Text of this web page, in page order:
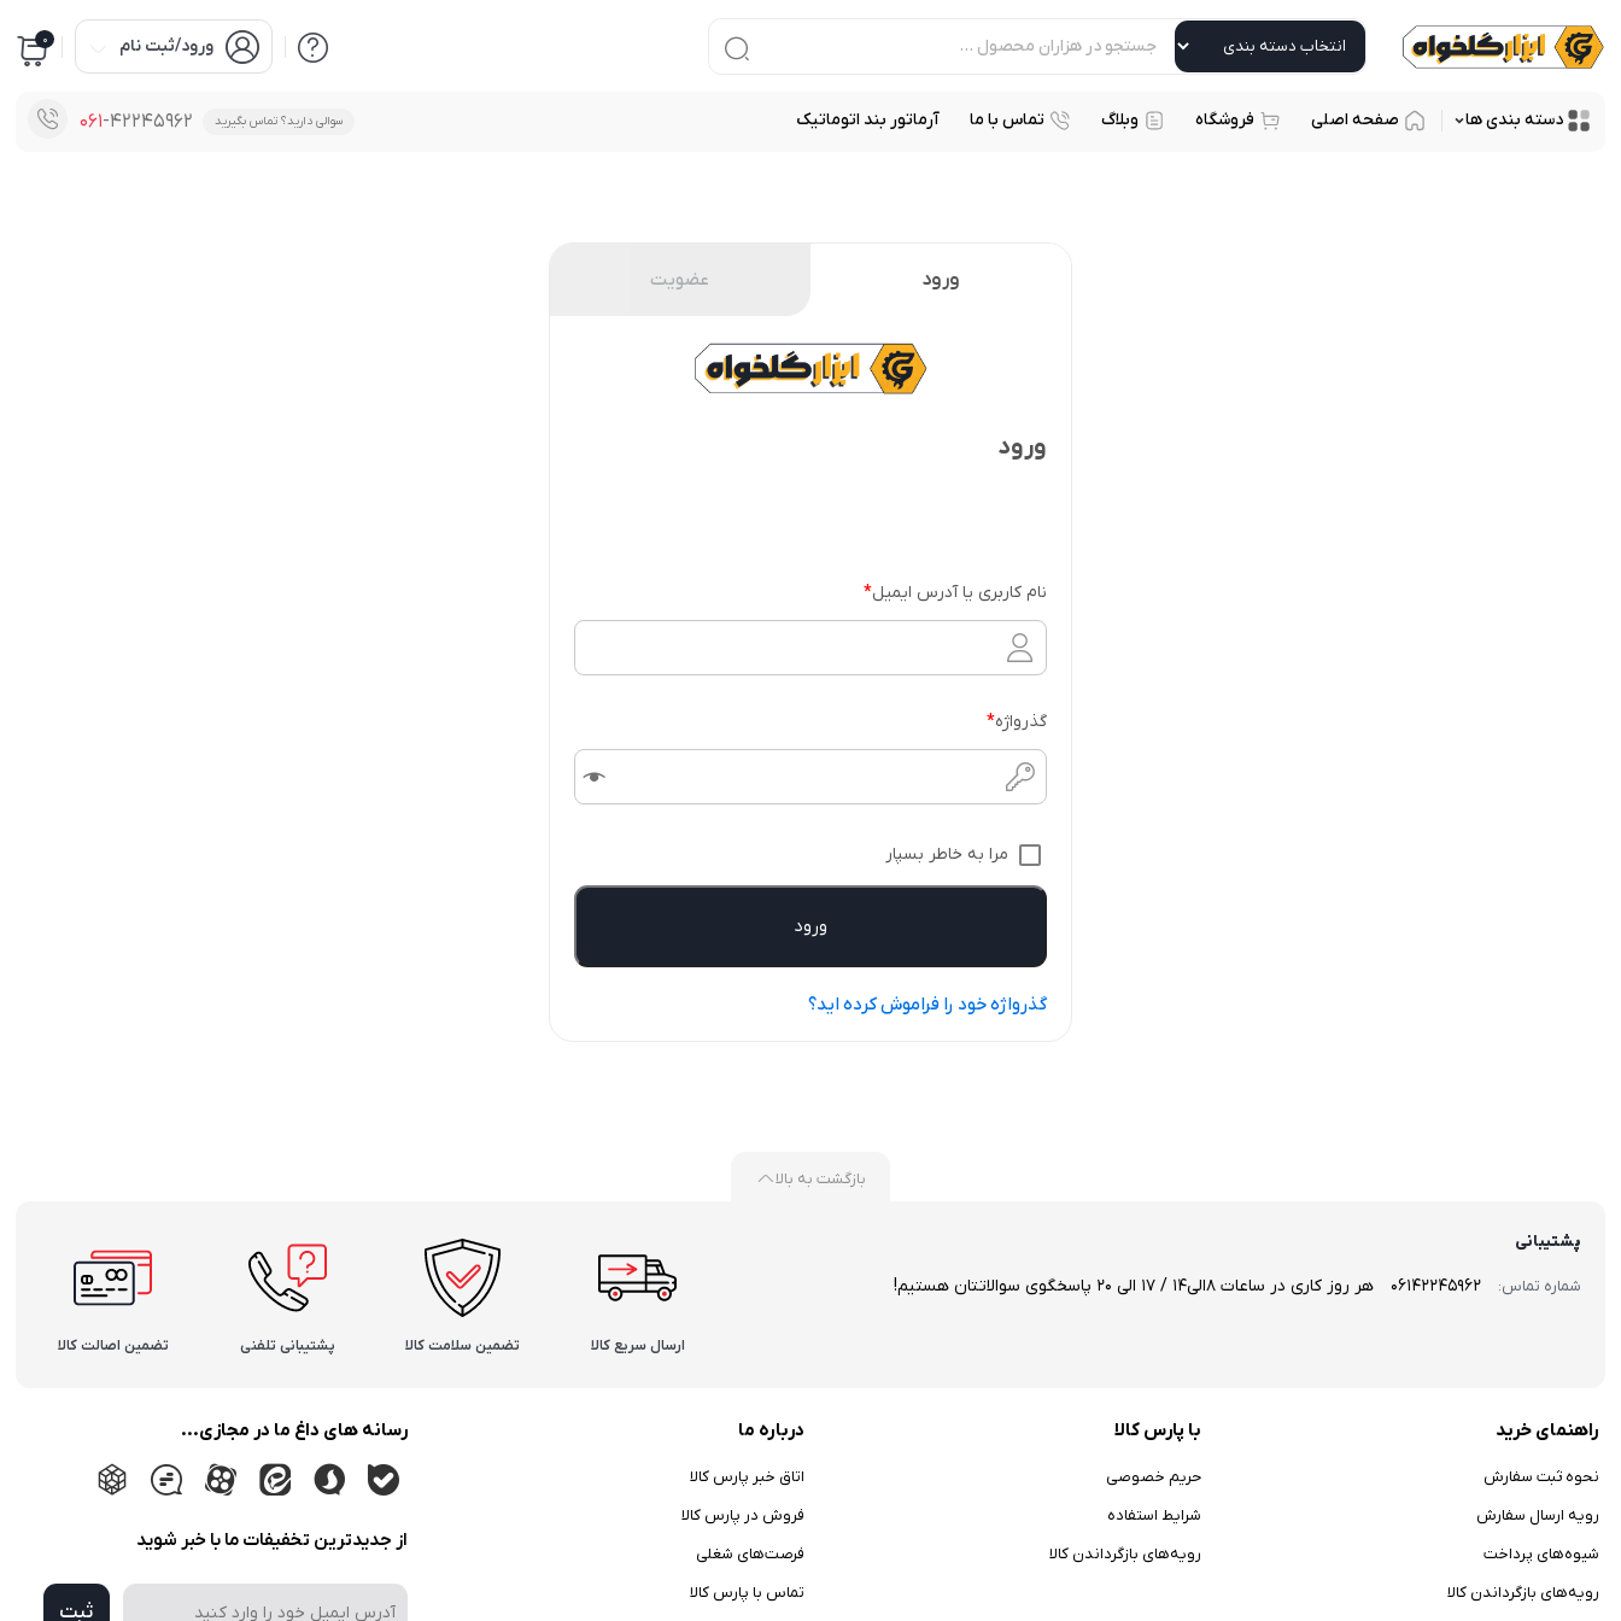
ورود/ثبت نام 0
دسته بندی ها صفحه اصلی فروشگاه وبلاگ تماس با ما آرماتور بند اتوماتیک سوالی دارید؟ تماس بگیرید 061-42245962
ورود عضویت
ورود
نام کاربری یا آدرس ایمیل*
گذرواژه*
مرا به خاطر بسپار
ورود
گذرواژه خود را فراموش کرده اید؟
بازگشت به بالا
پشتیبانی
شماره تماس: 06142245962 هر روز کاری در ساعات 8الی14 / 17 الی 20 پاسخگوی سوالاتتان هستیم!
ارسال سریع کالا تضمین سلامت کالا پشتیبانی تلفنی تضمین اصالت کالا
راهنمای خرید
نحوه ثبت سفارش
رویه ارسال سفارش
شیوه‌های پرداخت
رویه‌های بازگرداندن کالا
با پارس کالا
حریم خصوصی
شرایط استفاده
رویه‌های بازگرداندن کالا
درباره ما
اتاق خبر پارس کالا
فروش در پارس کالا
فرصت‌های شغلی
تماس با پارس کالا
رسانه های داغ ما در مجازی...
از جدیدترین تخفیفات ما با خبر شوید
ثبت